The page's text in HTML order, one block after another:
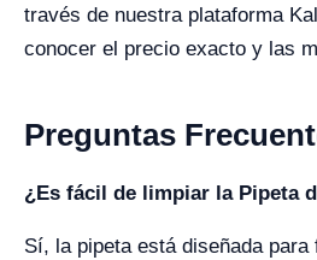
través de nuestra plataforma
conocer el precio exacto y las
Preguntas
¿Es fácil de limpiar la Pipeta
Sí, la pipeta está diseñada